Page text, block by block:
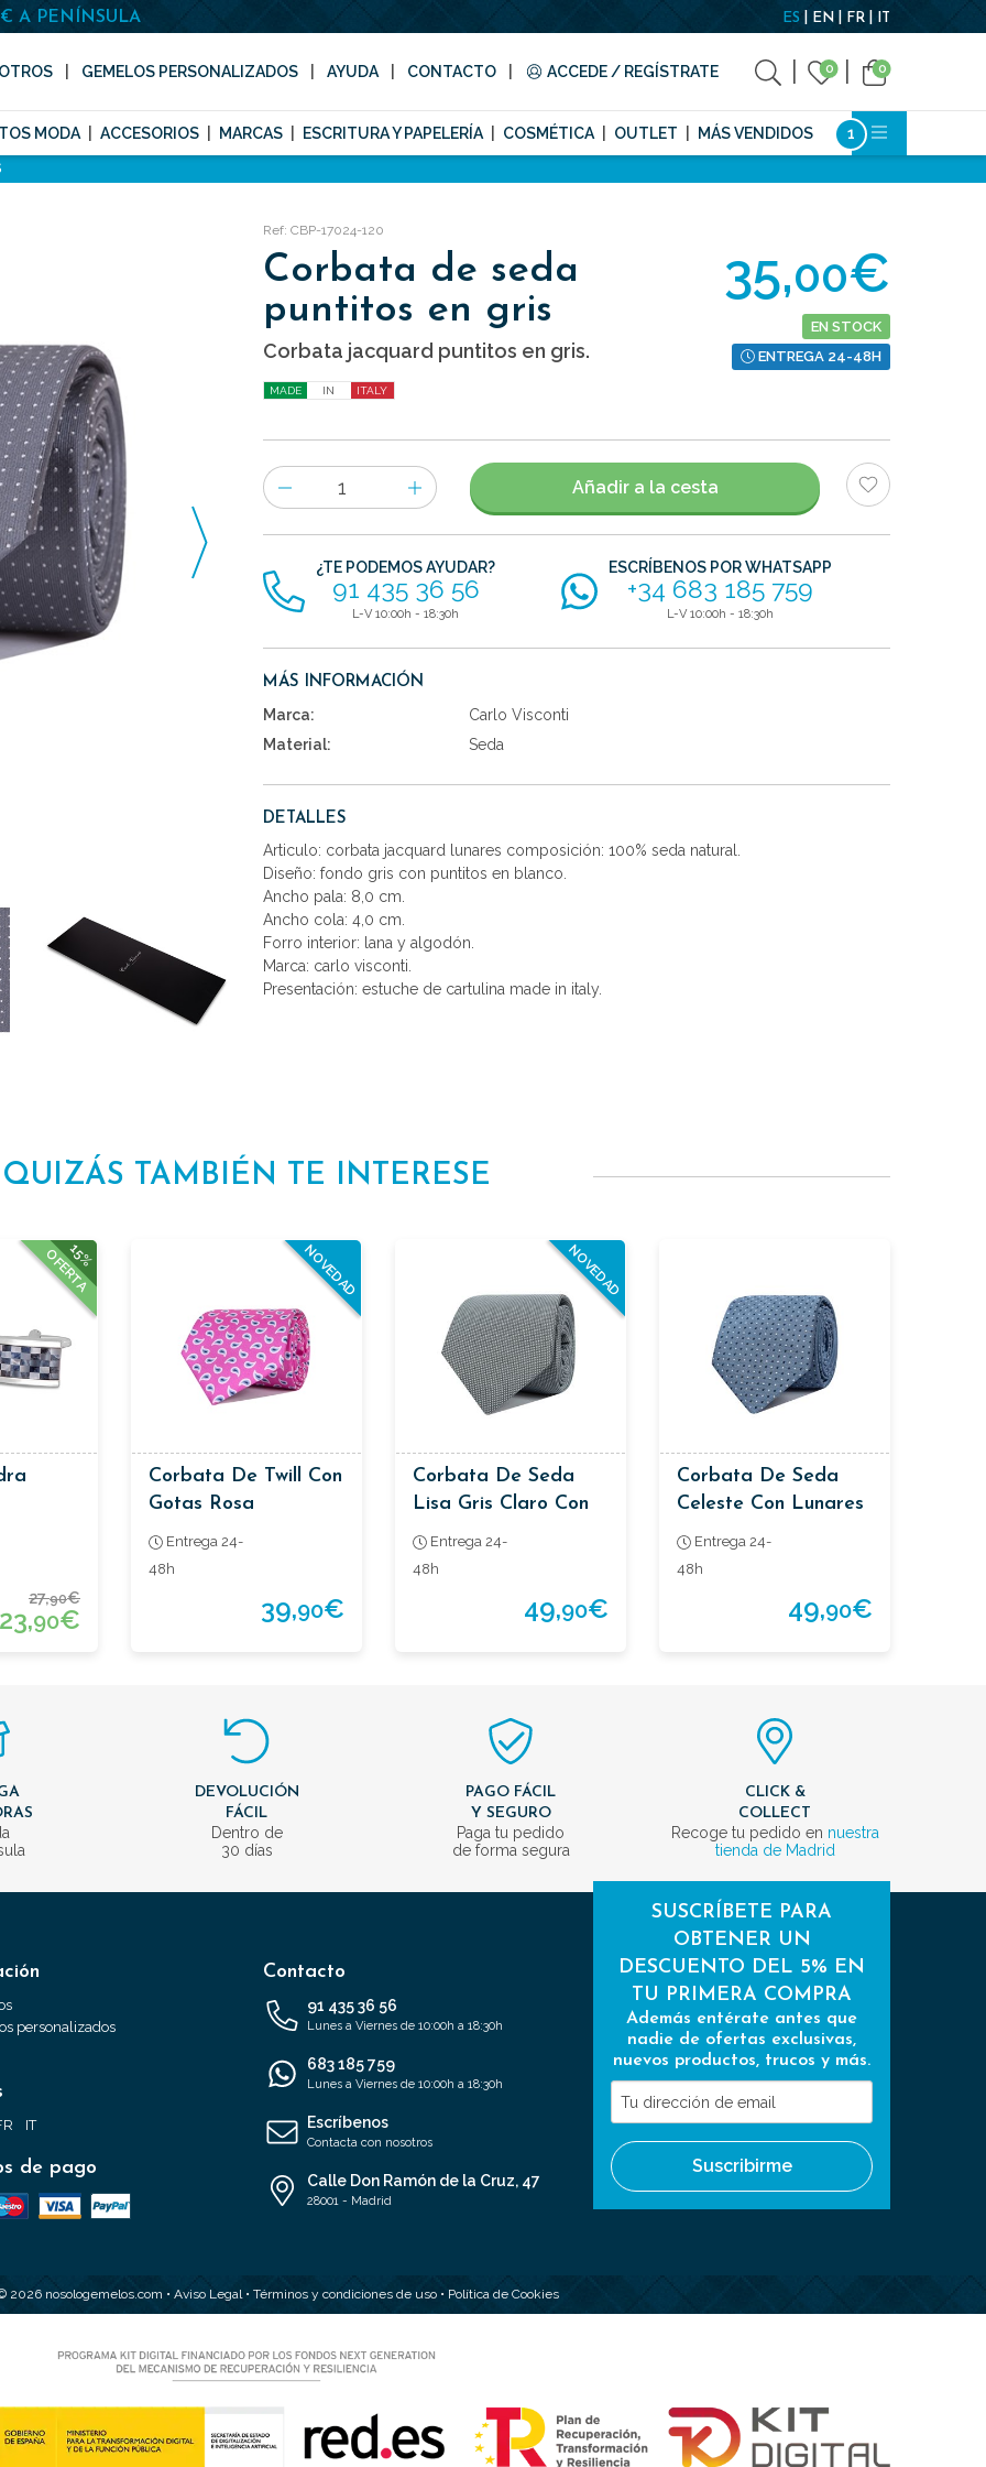
A PENÍNSULA ES EN FR IT
GEMELOS PERSONALIZADOS AYUDA CONTACTO ACCEDE / REGÍSTRATE 0 0
MODA ACCESORIOS MARCAS ESCRITURA Y PAPELERÍA COSMÉTICA OUTLET MÁS VENDIDOS
Ref: CBP-17024-120
Corbata de seda
puntitos en gris
Corbata jacquard puntitos en gris.
MADE IN ITALY
35,00€
EN STOCK
ENTREGA 24-48H
Número
de
artículos
Añadir a la cesta
¿TE PODEMOS AYUDAR?
91 435 36 56
L-V 10:00h - 18:30h
ESCRÍBENOS POR WHATSAPP
+34 683 185 759
L-V 10:00h - 18:30h
MÁS INFORMACIÓN
Marca:
Carlo Visconti
Material:
Seda
DETALLES
Articulo: corbata jacquard lunares composición: 100% seda natural.
Diseño: fondo gris con puntitos en blanco.
Ancho pala: 8,0 cm.
Ancho cola: 4,0 cm.
Forro interior: lana y algodón.
Marca: carlo visconti.
Presentación: estuche de cartulina made in italy.
QUIZÁS TAMBIÉN TE INTERESE
15%
OFERTA
27,90€
23,90€
NOVEDAD
Corbata De Twill Con
Gotas Rosa
Entrega 24-
48h
39,90€
NOVEDAD
Corbata De Seda
Lisa Gris Claro Con
Trama
Entrega 24-
48h
49,90€
Corbata De Seda
Celeste Con Lunares
Entrega 24-
48h
49,90€
DEVOLUCIÓN
FÁCIL
Dentro de
30 días
PAGO FÁCIL
Y SEGURO
Paga tu pedido
de forma segura
CLICK &
COLLECT
Recoge tu pedido en nuestra
tienda de Madrid
personalizados
IT
de pago
Contacto
91 435 36 56
Lunes a Viernes de 10:00h a 18:30h
683 185 759
Lunes a Viernes de 10:00h a 18:30h
Escríbenos
Contacta con nosotros
Calle Don Ramón de la Cruz, 47
28001 - Madrid
SUSCRÍBETE PARA
OBTENER UN
DESCUENTO DEL 5% EN
TU PRIMERA COMPRA
Además entérate antes que
nadie de ofertas exclusivas,
nuevos productos, trucos y más.
Tu
dirección
de
email
Suscribirme
2026 nosologemelos.com • Aviso Legal • Términos y condiciones de uso• Política de Cookies